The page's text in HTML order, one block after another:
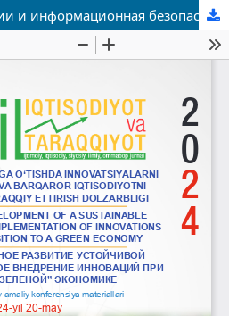
Блокчейн-технологии и информационная безопасность в цифровой экономике Узбекистана